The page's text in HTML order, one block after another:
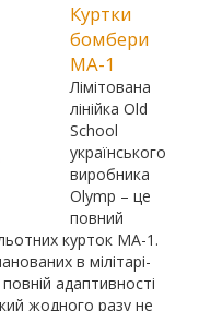
Куртки
бомбери
МА-1
Лімітована
лінійка Old
School
українського
виробника
Olymp – це
повний
курток МА-1.
в мілітарі-
повній адаптивності
жодного разу не